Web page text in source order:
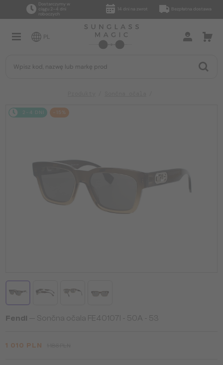
Dostarczymy w
ciągu 2–4 dni
roboczych
14 dni na zwrot Bezpłatna dostawa
PL
2-4 DNI -15%
Fendi — Sončna očala FE40107I - 50A - 53
1 010 PLN